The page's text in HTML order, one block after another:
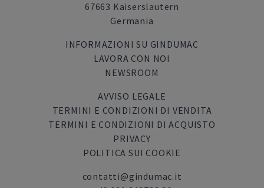
67663 Kaiserslautern
Germania
INFORMAZIONI SU GINDUMAC
LAVORA CON NOI
NEWSROOM
AVVISO LEGALE
TERMINI E CONDIZIONI DI VENDITA
TERMINI E CONDIZIONI DI ACQUISTO
PRIVACY
POLITICA SUI COOKIE
contatti@gindumac.it